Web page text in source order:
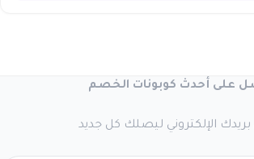
على أحدث كوبونات الخصم
الإلكتروني ليصلك كل جديد